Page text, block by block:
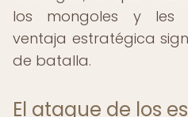
los mongoles y les
ventaja estratégica
de batalla.
El ataque de los